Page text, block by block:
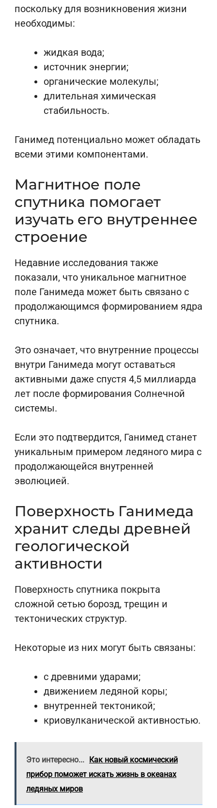
поскольку для возникновения жизни
необходимы:
жидкая вода;
источник энергии;
органические молекулы;
длительная химическая
стабильность.
Ганимед потенциально может обладать
всеми этими компонентами.
Магнитное поле
спутника помогает
изучать его внутреннее
строение
Недавние исследования также
показали, что уникальное магнитное
поле Ганимеда может быть связано с
продолжающимся формированием ядра
спутника.
Это означает, что внутренние процессы
внутри Ганимеда могут оставаться
активными даже спустя 4,5 миллиарда
лет после формирования Солнечной
системы.
Если это подтвердится, Ганимед станет
уникальным примером ледяного мира с
продолжающейся внутренней
эволюцией.
Поверхность Ганимеда
хранит следы древней
геологической
активности
Поверхность спутника покрыта
сложной сетью борозд, трещин и
тектонических структур.
Некоторые из них могут быть связаны:
с древними ударами;
движением ледяной коры;
внутренней тектоникой;
криовулканической активностью.
Это интересно... Как новый космический
прибор поможет искать жизнь в океанах
ледяных миров